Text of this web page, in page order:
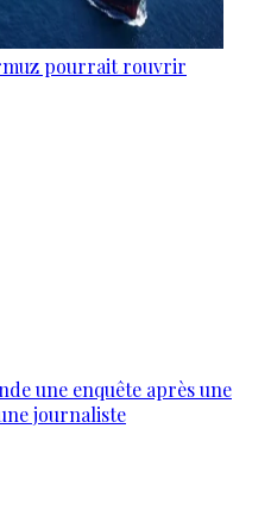
pourrait rouvrir
une enquête après une
journaliste